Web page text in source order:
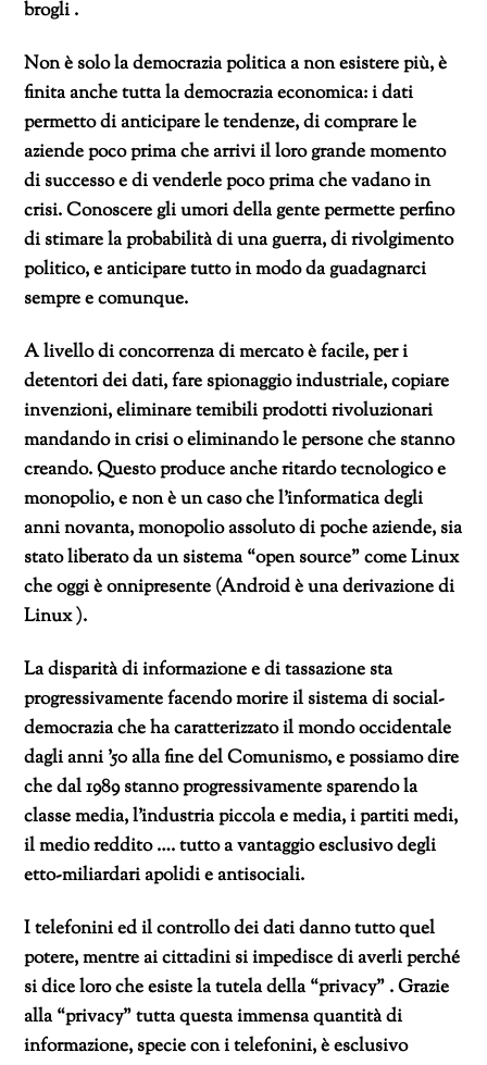
brogli .
Non è solo la democrazia politica a non esistere più, è
finita anche tutta la democrazia economica: i dati
permetto di anticipare le tendenze, di comprare le
aziende poco prima che arrivi il loro grande momento
di successo e di venderle poco prima che vadano in
crisi. Conoscere gli umori della gente permette perfino
di stimare la probabilità di una guerra, di rivolgimento
politico, e anticipare tutto in modo da guadagnarci
sempre e comunque.
A livello di concorrenza di mercato è facile, per i
detentori dei dati, fare spionaggio industriale, copiare
invenzioni, eliminare temibili prodotti rivoluzionari
mandando in crisi o eliminando le persone che stanno
creando. Questo produce anche ritardo tecnologico e
monopolio, e non è un caso che l’informatica degli
anni novanta, monopolio assoluto di poche aziende, sia
stato liberato da un sistema “open source” come Linux
che oggi è onnipresente (Android è una derivazione di
Linux ).
La disparità di informazione e di tassazione sta
progressivamente facendo morire il sistema di social-
democrazia che ha caratterizzato il mondo occidentale
dagli anni ’50 alla fine del Comunismo, e possiamo dire
che dal 1989 stanno progressivamente sparendo la
classe media, l’industria piccola e media, i partiti medi,
il medio reddito …. tutto a vantaggio esclusivo degli
etto-miliardari apolidi e antisociali.
I telefonini ed il controllo dei dati danno tutto quel
potere, mentre ai cittadini si impedisce di averli perché
si dice loro che esiste la tutela della “privacy” . Grazie
alla “privacy” tutta questa immensa quantità di
informazione, specie con i telefonini, è esclusivo